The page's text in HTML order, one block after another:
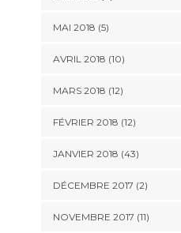
MAI 2018 (5)
AVRIL 2018 (10)
MARS 2018 (12)
FÉVRIER 2018 (12)
JANVIER 2018 (43)
DÉCEMBRE 2017 (2)
NOVEMBRE 2017 (11)